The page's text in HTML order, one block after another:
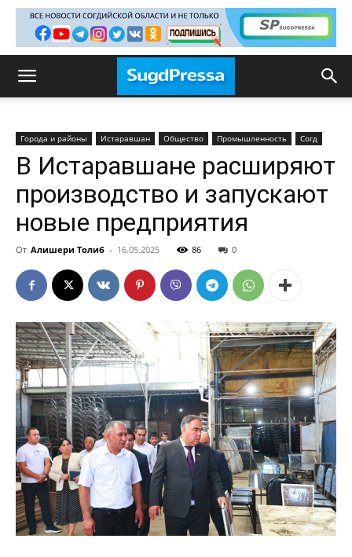
Города и районы Истаравшан Общество Промышленность Согд
В Истаравшане расширяют
производство и запускают
новые предприятия
От Алишери Толиб - 16.05.2025 86 0